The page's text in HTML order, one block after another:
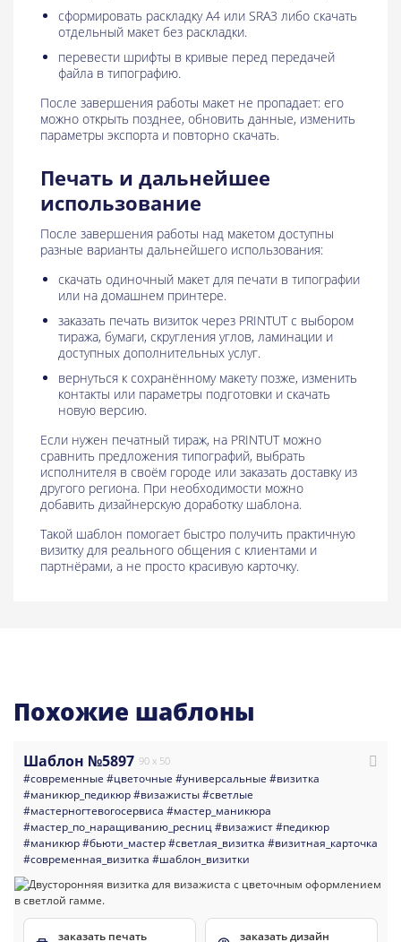
сформировать раскладку A4 или SRA3 либо скачать
отдельный макет без раскладки.
перевести шрифты в кривые перед передачей
файла в типографию.
После завершения работы макет не пропадает: его
можно открыть позднее, обновить данные, изменить
параметры экспорта и повторно скачать.
Печать и дальнейшее
использование
После завершения работы над макетом доступны
разные варианты дальнейшего использования:
скачать одиночный макет для печати в типографии
или на домашнем принтере.
заказать печать визиток через PRINTUT с выбором
тиража, бумаги, скругления углов, ламинации и
доступных дополнительных услуг.
вернуться к сохранённому макету позже, изменить
контакты или параметры подготовки и скачать
новую версию.
Если нужен печатный тираж, на PRINTUT можно
сравнить предложения типографий, выбрать
исполнителя в своём городе или заказать доставку из
другого региона. При необходимости можно
добавить дизайнерскую доработку шаблона.
Такой шаблон помогает быстро получить практичную
визитку для реального общения с клиентами и
партнёрами, а не просто красивую карточку.
Похожие шаблоны
Шаблон №5897 90 x 50
#современные #цветочные #универсальные #визитка
#маникюр_педикюр#визажисты#светлые
#мастерногтевогосервиса #мастер_маникюра
#мастер_по_наращиванию_ресниц#визажист#педикюр
#маникюр#бьюти_мастер#светлая_визитка #визитная_карточка
#современная_визитка #шаблон_визитки
заказать печать заказать дизайн